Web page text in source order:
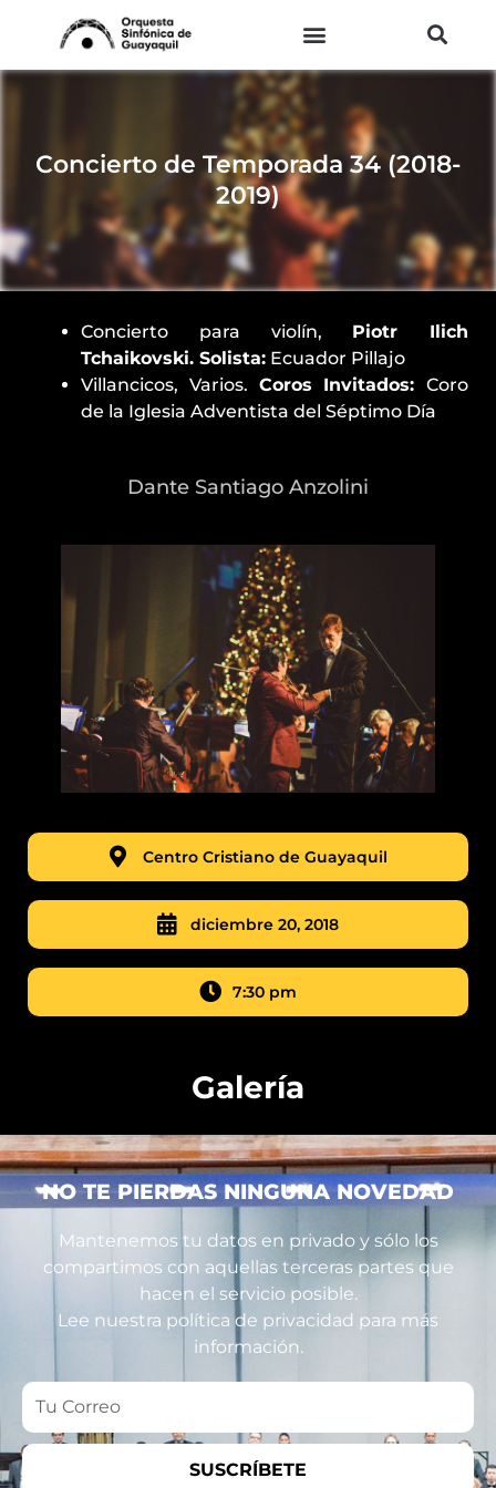
contenido
Concierto de Temporada 34 (2018-
2019)
Concierto para violín, Piotr Ilich
Tchaikovski. Solista: Ecuador Pillajo
Villancicos, Varios. Coros Invitados: Coro
de la Iglesia Adventista del Séptimo Día
Dante Santiago Anzolini
Centro Cristiano de Guayaquil
diciembre 20, 2018
7:30 pm
Galería
NO TE PIERDAS NINGUNA NOVEDAD
Mantenemos tu datos en privado y sólo los
compartimos con aquellas terceras partes que
hacen el servicio posible.
Lee nuestra política de privacidad para más
información.
Tu
Correo
SUSCRÍBETE